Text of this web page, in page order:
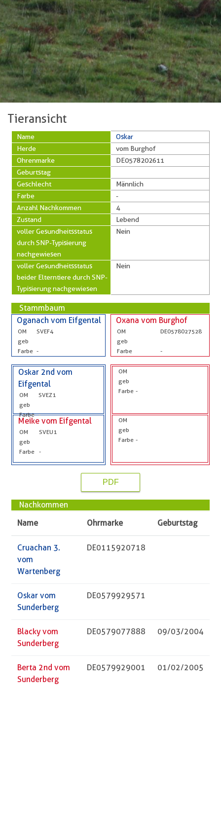
Tieransicht
Name
Oskar
Herde
vom Burghof
Ohrenmarke
DE0578202611
Geburtstag
Geschlecht
Männlich
Farbe
-
Anzahl Nachkommen
4
Zustand
Lebend
voller Gesundheitsstatus
durch SNP-Typisierung
nachgewiesen
Nein
voller Gesundheitsstatus
beider Elterntiere durch SNP-
Typisierung nachgewiesen
Nein
Stammbaum
Oganach vom Eifgental
OM
SVEF4
geb
Farbe -
Oxana vom Burghof
OM
DE0578027528
geb
Farbe
-
Oskar 2nd vom
Eifgental
OM
SVEZ1
geb
Farbe -
Meike vom Eifgental
OM
SVEU1
geb
Farbe -
OM
geb
Farbe -
OM
geb
Farbe -
PDF
Nachkommen
Name
Ohrmarke Geburtstag
Cruachan 3.
vom
Wartenberg
DE0115920718
Oskar vom
Sunderberg
DE0579929571
Blacky vom
Sunderberg
DE0579077888 09/03/2004
Berta 2nd vom
Sunderberg
DE0579929001 01/02/2005